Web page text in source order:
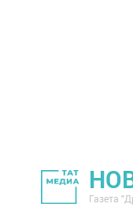
Газета